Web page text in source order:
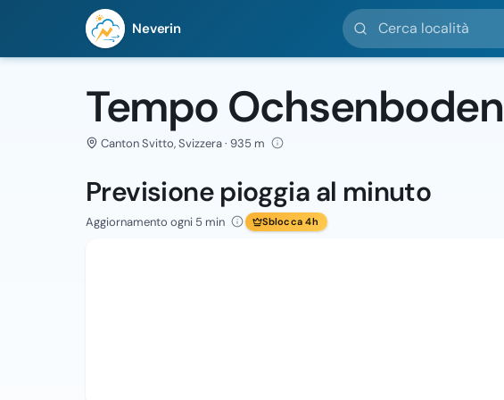
Neverin
Cerca località
Tempo Ochsenboden
Canton Svitto, Svizzera · 935 m
Previsione pioggia al minuto
Aggiornamento ogni 5 min Sblocca 4h